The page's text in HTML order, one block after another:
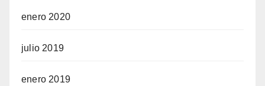
enero 2020
julio 2019
enero 2019